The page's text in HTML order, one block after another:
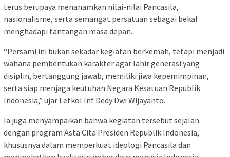
terus berupaya menanamkan nilai-nilai Pancasila,
nasionalisme, serta semangat persatuan sebagai bekal
menghadapi tantangan masa depan.
“Persami ini bukan sekadar kegiatan berkemah, tetapi menjadi
wahana pembentukan karakter agar lahir generasi yang
disiplin, bertanggung jawab, memiliki jiwa kepemimpinan,
serta siap menjaga keutuhan Negara Kesatuan Republik
Indonesia,” ujar Letkol Inf Dedy Dwi Wijayanto.
Ia juga menyampaikan bahwa kegiatan tersebut sejalan
dengan program Asta Cita Presiden Republik Indonesia,
khususnya dalam memperkuat ideologi Pancasila dan